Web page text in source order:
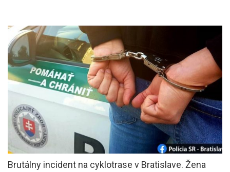
Brutálny incident na cyklotrase v Bratislave. Žena